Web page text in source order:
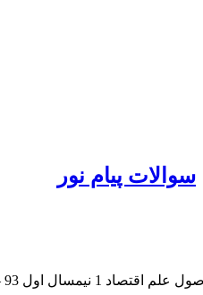
سوالات پیام نور
اول 93 – 94 رشته حسابداری